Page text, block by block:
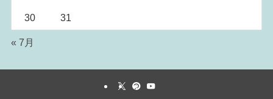
30 31
« 7月